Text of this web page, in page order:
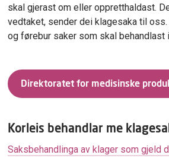
skal gjerast om eller oppretthaldast.
vedtaket, sender dei klagesaka til
og førebur saker som skal behandlast i
Direktoratet for medisinske
Korleis behandlar me
Saksbehandlinga av klager som gjeld